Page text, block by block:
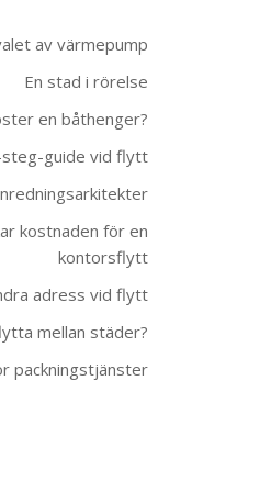
av värmepump
En stad i rörelse
en båthenger?
guide vid flytt
kostnaden för en
kontorsflytt
adress vid flytt
mellan städer?
packningstjänster